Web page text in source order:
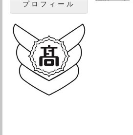
プロフィール